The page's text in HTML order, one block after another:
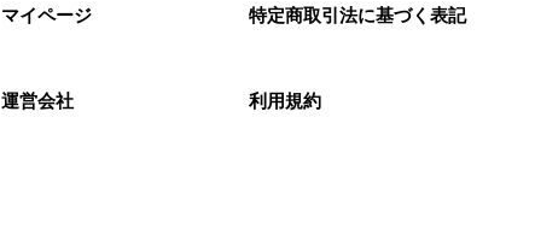
マイページ
運営会社
特定商取引法に基づく表記
利用規約